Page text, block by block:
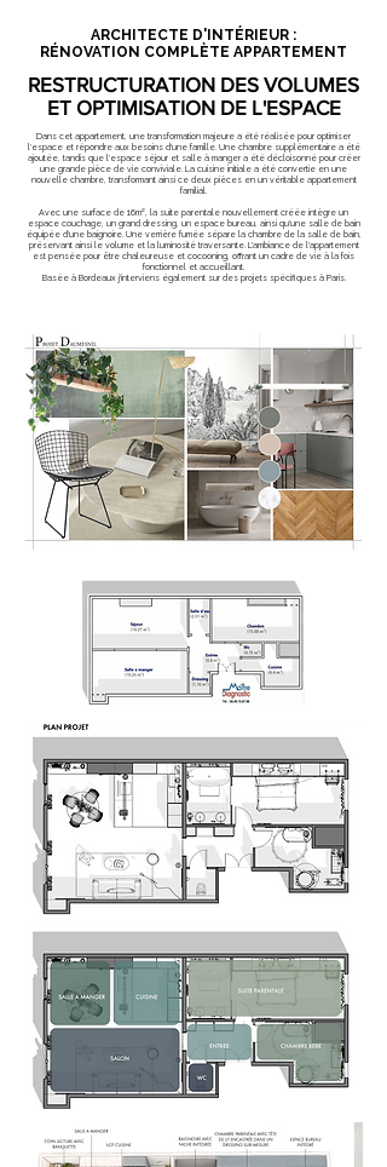
ARCHITECTE D'INTÉRIEUR :
RÉNOVATION COMPLÈTE APPARTEMENT
RESTRUCTURATION DES VOLUMES
ET OPTIMISATION DE L'ESPACE
Dans cet appartement, une transformation majeure a été réalisée pour optimiser
l'espace et répondre aux besoins d'une famille. Une chambre supplémentaire a été
ajoutée, tandis que l'espace séjour et salle à manger a été décloisonné pour créer
une grande pièce de vie conviviale. La cuisine initiale a été convertie en une
nouvelle chambre, transformant ainsi ce deux pièces en un véritable appartement
familial.
Avec une surface de 16m², la suite parentale nouvellement créée intègre un
espace couchage, un grand dressing, un espace bureau, ainsi qu'une salle de bain
équipée d'une baignoire. Une verrière fumée sépare la chambre de la salle de bain,
préservant ainsi le volume et la luminosité traversante. L'ambiance de l'appartement
est pensée pour être chaleureuse et cocooning, offrant un cadre de vie à la fois
fonctionnel et accueillant.
Basée à Bordeaux j'interviens également sur des projets spécifiques à Paris.